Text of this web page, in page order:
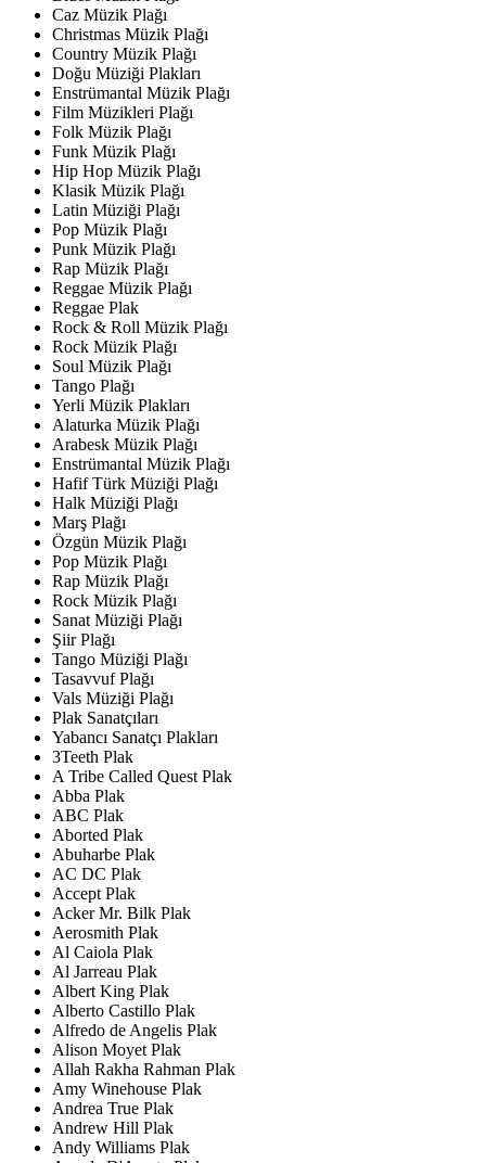
Caz Müzik Plağı
Christmas Müzik Plağı
Country Müzik Plağı
Doğu Müziği Plakları
Enstrümantal Müzik Plağı
Film Müzikleri Plağı
Folk Müzik Plağı
Funk Müzik Plağı
Hip Hop Müzik Plağı
Klasik Müzik Plağı
Latin Müziği Plağı
Pop Müzik Plağı
Punk Müzik Plağı
Rap Müzik Plağı
Reggae Müzik Plağı
Reggae Plak
Rock & Roll Müzik Plağı
Rock Müzik Plağı
Soul Müzik Plağı
Tango Plağı
Yerli Müzik Plakları
Alaturka Müzik Plağı
Arabesk Müzik Plağı
Enstrümantal Müzik Plağı
Hafif Türk Müziği Plağı
Halk Müziği Plağı
Marş Plağı
Özgün Müzik Plağı
Pop Müzik Plağı
Rap Müzik Plağı
Rock Müzik Plağı
Sanat Müziği Plağı
Şiir Plağı
Tango Müziği Plağı
Tasavvuf Plağı
Vals Müziği Plağı
Plak Sanatçıları
Yabancı Sanatçı Plakları
3Teeth Plak
A Tribe Called Quest Plak
Abba Plak
ABC Plak
Aborted Plak
Abuharbe Plak
AC DC Plak
Accept Plak
Acker Mr. Bilk Plak
Aerosmith Plak
Al Caiola Plak
Al Jarreau Plak
Albert King Plak
Alberto Castillo Plak
Alfredo de Angelis Plak
Alison Moyet Plak
Allah Rakha Rahman Plak
Amy Winehouse Plak
Andrea True Plak
Andrew Hill Plak
Andy Williams Plak